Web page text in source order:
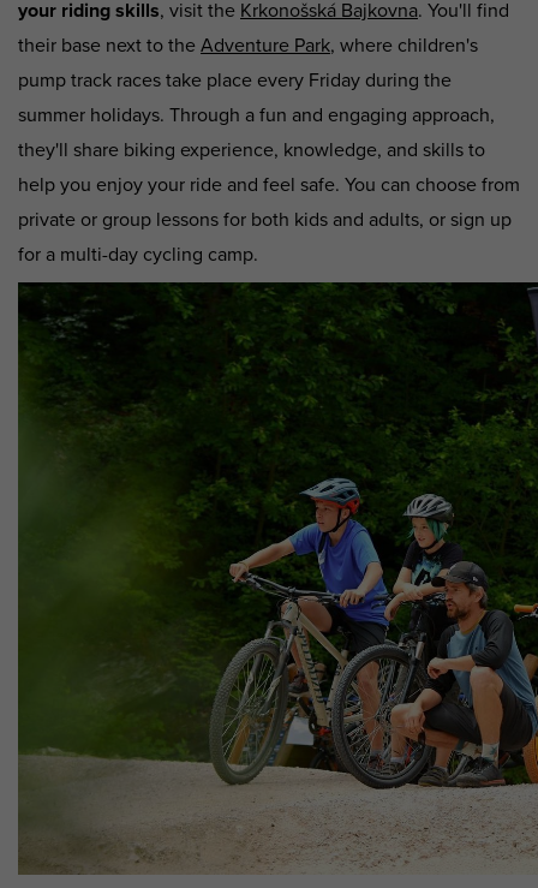
your riding skills, visit the Krkonošská Bajkovna. You'll find
their base next to the Adventure Park, where children's
pump track races take place every Friday during the
summer holidays. Through a fun and engaging approach,
they'll share biking experience, knowledge, and skills to
help you enjoy your ride and feel safe. You can choose from
private or group lessons for both kids and adults, or sign up
for a multi-day cycling camp.